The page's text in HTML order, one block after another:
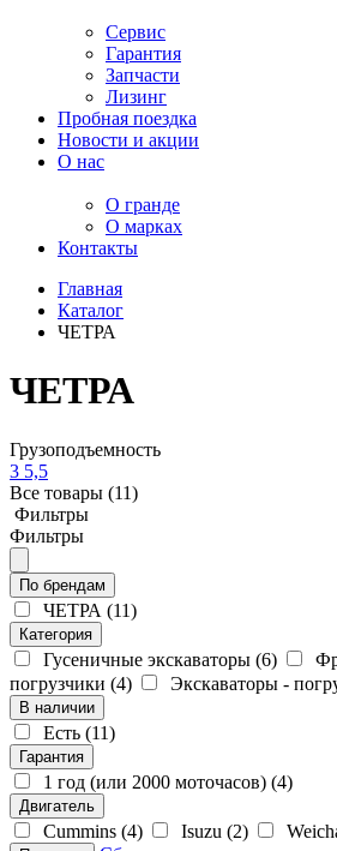
Сервис
Гарантия
Запчасти
Лизинг
Пробная поездка
Новости и акции
О нас
О гранде
О марках
Контакты
Главная
Каталог
ЧЕТРА
ЧЕТРА
Грузоподъемность
3 5,5
Все товары (11)
Фильтры
Фильтры
По брендам
ЧЕТРА (11)
Категория
Гусеничные экскаваторы (6)
погрузчики (4) Экскаваторы -
В наличии
Есть (11)
Гарантия
1 год (или 2000 моточасов) (4)
Двигатель
Cummins (4) Isuzu (2)